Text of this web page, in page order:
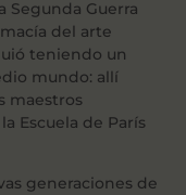
Segunda Guerra
del arte
teniendo un
mundo: allí
maestros
Escuela de París
generaciones de